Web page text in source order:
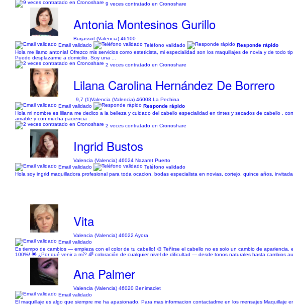
9 veces contratado en Cronoshare
Antonia Montesinos Gurillo
Burjassot (Valencia) 46100
Email validado
Teléfono validado
Responde rápido
Hola me llamo antonia! Ofrezco mis servicios como esteticista, mi especialidad son los maquillajes de novia y de
Puedo desplazarme a domicilio. Soy una ...
2 veces contratado en Cronoshare
Lilana Carolina Hernández De Borrero
9,7 (1)Valencia (Valencia) 46008 La Pechina
Email validado
Responde rápido
Hola mi nombre es liliana me dedico a la belleza y cuidado del cabello especialidad en tintes y secados de cabello ,
amable y con mucha paciencia .
2 veces contratado en Cronoshare
Ingrid Bustos
Valencia (Valencia) 46024 Nazaret Puerto
Email validado
Teléfono validado
Hola soy ingrid maquilladora profesional para toda ocacion, bodas especialista en novias, cortejo, quince años,
Vita
Valencia (Valencia) 46022 Ayora
Email validado
Es tiempo de cambios — empieza con el color de tu cabello! 🎨 Teñirse el cabello no es solo un cambio de
100%! 🌟 ¿Por qué venir a mí? 🌈 coloración de cualquier nivel de dificultad — desde tonos naturales hasta cambios
Ana Palmer
Valencia (Valencia) 46020 Benimaclet
Email validado
El maquillaje es algo que siempre me ha apasionado. Para mas informacion contactadme en los mensajes Maquillaje